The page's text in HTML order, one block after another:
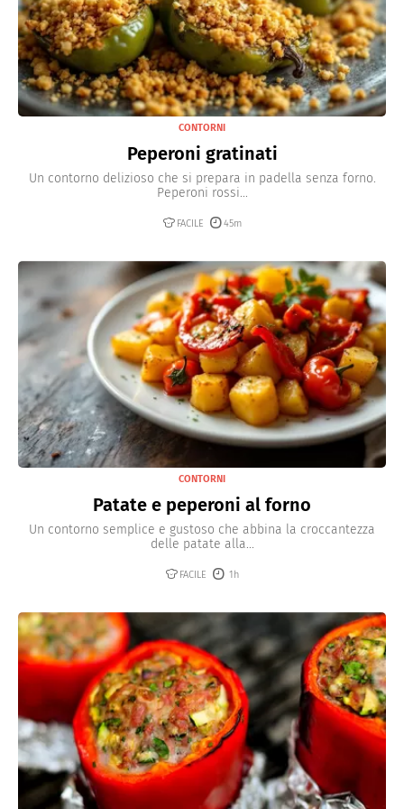
CONTORNI
Peperoni gratinati
Un contorno delizioso che si prepara in padella senza forno.
Peperoni rossi...
FACILE 45m
CONTORNI
Patate e peperoni al forno
Un contorno semplice e gustoso che abbina la croccantezza
delle patate alla...
FACILE 1h